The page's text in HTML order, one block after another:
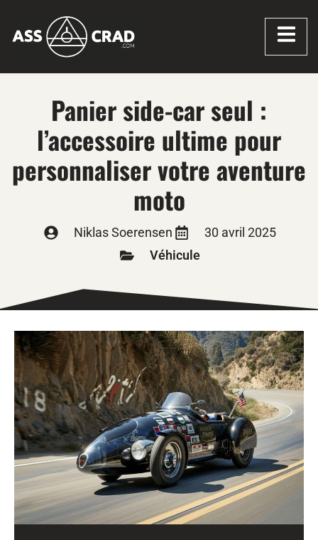
Panier side-car seul :
l’accessoire ultime pour
personnaliser votre aventure
moto
Niklas Soerensen
30 avril 2025
Véhicule